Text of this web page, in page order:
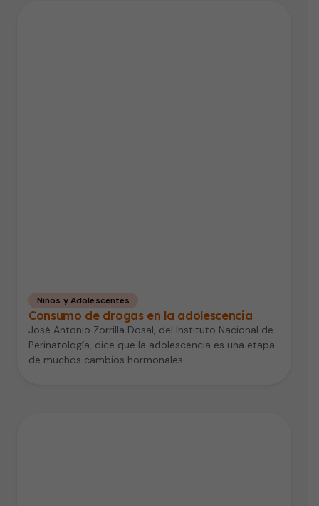
Niños y Adolescentes
Consumo de drogas en la adolescencia
José Antonio Zorrilla Dosal, del Instituto Nacional de
Perinatología, dice que la adolescencia es una etapa
de muchos cambios hormonales…